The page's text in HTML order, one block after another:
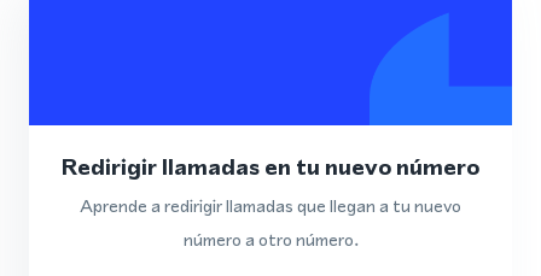
Redirigir llamadas en tu nuevo número
Aprende a redirigir llamadas que llegan a tu nuevo
número a otro número.